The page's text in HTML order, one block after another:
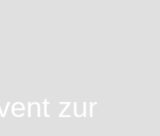
zur